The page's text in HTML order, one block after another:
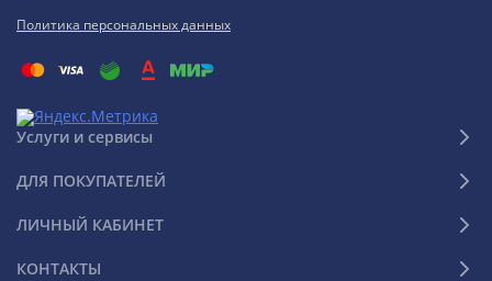
Политика персональных данных
Услуги и сервисы
ДЛЯ ПОКУПАТЕЛЕЙ
ЛИЧНЫЙ КАБИНЕТ
КОНТАКТЫ